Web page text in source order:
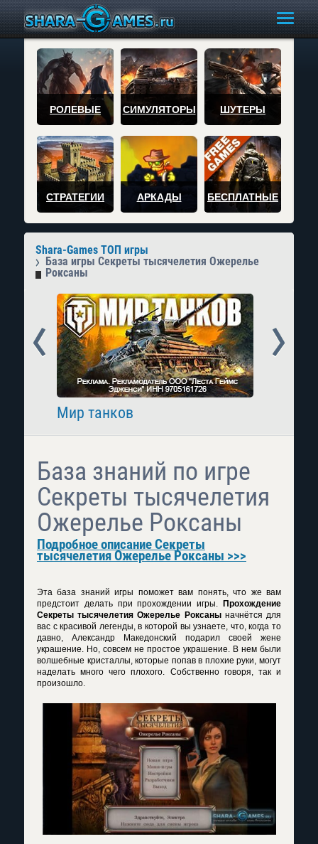
РОЛЕВЫЕ СИМУЛЯТОРЫ ШУТЕРЫ
СТРАТЕГИИ АРКАДЫ БЕСПЛАТНЫЕ
Shara-Games ТОП игры
База игры Секреты тысячелетия Ожерелье
Роксаны
Мир танков
Prev
База знаний по игре
Секреты тысячелетия
Ожерелье Роксаны
Подробное описание Секреты
тысячелетия Ожерелье Роксаны >>>
Эта база знаний игры поможет вам понять, что же вам
предстоит делать при прохождении игры.
Прохождение
Секреты тысячелетия Ожерелье Роксаныначнётся для
вас с красивой легенды, в которой вы узнаете, что, когда то
давно, Александр Македонский подарил своей жене
украшение. Но, совсем не простое украшение. В нем были
волшебные кристаллы, которые попав в плохие руки, могут
наделать много чего плохого. Собственно говоря, так и
произошло.